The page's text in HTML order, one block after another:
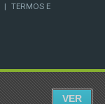
| TERMOS E
VER